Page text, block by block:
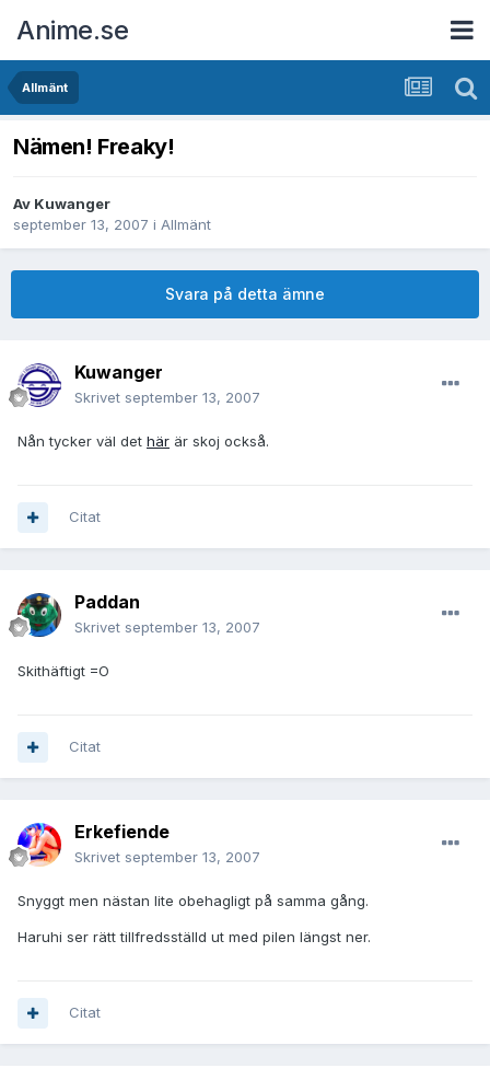
Anime.se
Allmänt
Nämen! Freaky!
Av Kuwanger
september 13, 2007 i Allmänt
Svara på detta ämne
Kuwanger
Skrivet september 13, 2007
Nån tycker väl det här är skoj också.
Citat
Paddan
Skrivet september 13, 2007
Skithäftigt =O
Citat
Erkefiende
Skrivet september 13, 2007
Snyggt men nästan lite obehagligt på samma gång.
Haruhi ser rätt tillfredsställd ut med pilen längst ner.
Citat